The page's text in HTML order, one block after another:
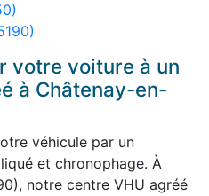
votre voiture à un
à Châtenay-en-
véhicule par un
et chronophage. À
notre centre VHU agréé